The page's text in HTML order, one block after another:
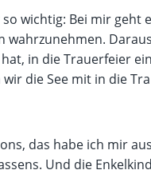
wichtig: Bei mir
in die Trauerfeier
die See mit in die
das habe ich mir
Und die